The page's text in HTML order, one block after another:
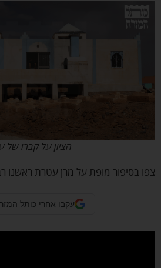
הציון על קברו של
בסיפור מופת על מרן עטרת ראשנו רבינו
עקבו אחרי כותל המזרח